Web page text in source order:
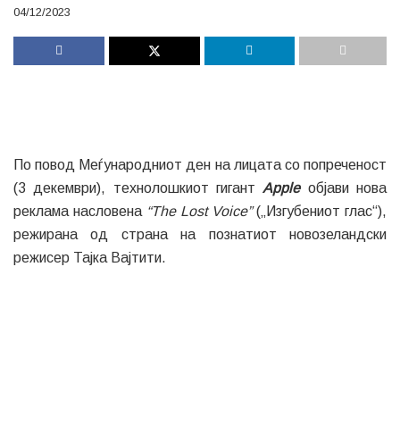
04/12/2023
По повод Меѓународниот ден на лицата со попреченост
(3 декември), технолошкиот гигантAppleобјави нова
реклама насловена “The Lost Voice”(„Изгубениот глас“),
режирана од страна на познатиот новозеландски
режисер Тајка Вајтити.